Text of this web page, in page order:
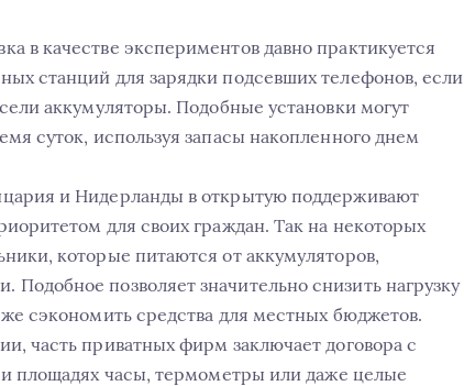
в качестве экспериментов давно практикуется
станций для зарядки подсевших телефонов, если
аккумуляторы. Подобные установки могут
суток, используя запасы накопленного днем
и Нидерланды в открытую поддерживают
для своих граждан. Так на некоторых
которые питаются от аккумуляторов,
позволяет значительно снизить нагрузку
сэкономить средства для местных бюджетов.
часть приватных фирм заключает договора с
и площадях часы, термометры или даже целые